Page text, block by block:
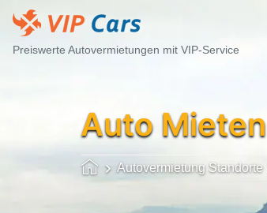
Preiswerte Autovermietungen mit VIP-Service
Auto Mieten
Autovermietung Standorte